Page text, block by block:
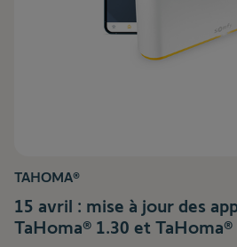
TAHOMA®
15 avril : mise à jour des
TaHoma® 1.30 et